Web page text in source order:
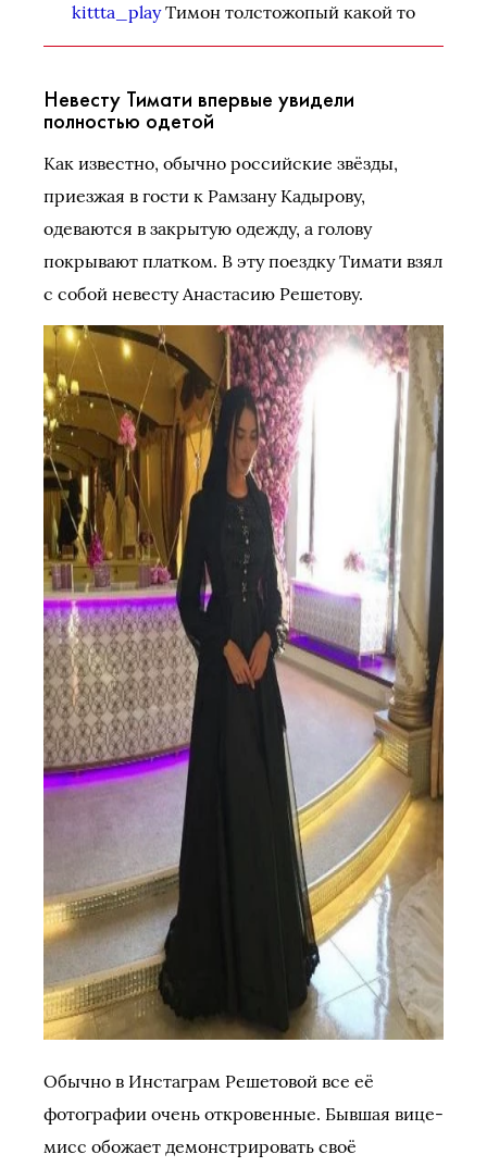
kittta_playТимон толстожопый какой то
Невесту Тимати впервые увидели
полностью одетой
Как известно, обычно российские звёзды,
приезжая в гости к Рамзану Кадырову,
одеваются в закрытую одежду, а голову
покрывают платком. В эту поездку Тимати взял
с собой невесту Анастасию Решетову.
Обычно в Инстаграм Решетовой все её
фотографии очень откровенные. Бывшая вице-
мисс обожает демонстрировать своё